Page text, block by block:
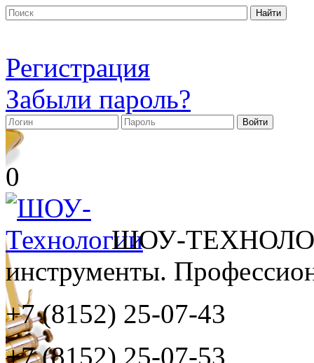
Регистрация
Забыли пароль?
0
ШОУ-
инструменты.
+7 (8152) 25-07-43
+7 (8152) 25-07-53